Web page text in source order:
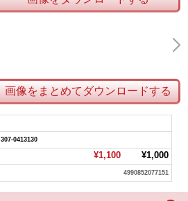
画像をまとめてダウンロードする
307-0413130
¥1,100¥1,000
4990852077151